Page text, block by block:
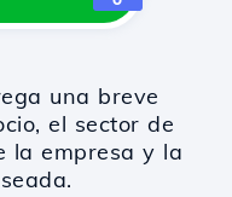
una breve
el sector de
la empresa y la